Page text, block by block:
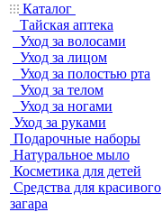
Каталог
Тайская аптека
Уход за волосами
Уход за лицом
Уход за полостью рта
Уход за телом
Уход за ногами
Уход за руками
Подарочные наборы
Натуральное мыло
Косметика для детей
Средства для красивого
загара